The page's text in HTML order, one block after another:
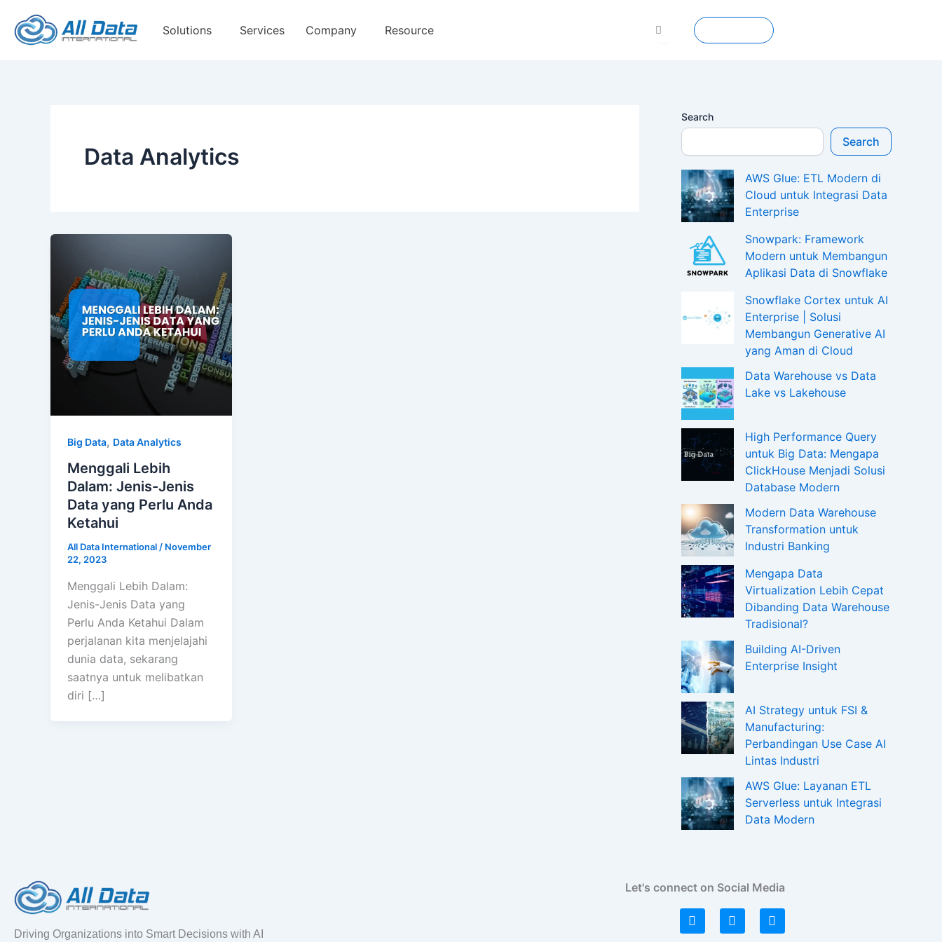
content
Solutions Services Company Resource
Data Analytics
Big Data, Data Analytics
Menggali Lebih
Dalam: Jenis-Jenis
Data yang Perlu Anda
Ketahui
All Data International/ November
22, 2023
Menggali Lebih Dalam:
Jenis-Jenis Data yang
Perlu Anda Ketahui Dalam
perjalanan kita menjelajahi
dunia data, sekarang
saatnya untuk melibatkan
diri […]
Search
Search
AWS Glue: ETL Modern di
Cloud untuk Integrasi Data
Enterprise
Snowpark: Framework
Modern untuk Membangun
Aplikasi Data di Snowflake
Snowflake Cortex untuk AI
Enterprise | Solusi
Membangun Generative AI
yang Aman di Cloud
Data Warehouse vs Data
Lake vs Lakehouse
High Performance Query
untuk Big Data: Mengapa
ClickHouse Menjadi Solusi
Database Modern
Modern Data Warehouse
Transformation untuk
Industri Banking
Mengapa Data
Virtualization Lebih Cepat
Dibanding Data Warehouse
Tradisional?
Building AI-Driven
Enterprise Insight
AI Strategy untuk FSI &
Manufacturing:
Perbandingan Use Case AI
Lintas Industri
AWS Glue: Layanan ETL
Serverless untuk Integrasi
Data Modern
Driving Organizations into Smart Decisions with AI
Let's connect on Social Media
L
i
I
n
F
a